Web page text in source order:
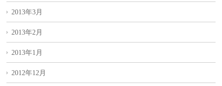
2013年3月
2013年2月
2013年1月
2012年12月